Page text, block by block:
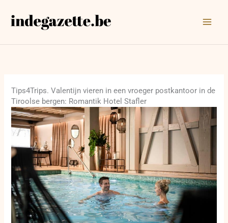
naar
Tips4Trips. Valentijn vieren in een vroeger postkantoor in de
Tiroolse bergen: Romantik Hotel Stafler